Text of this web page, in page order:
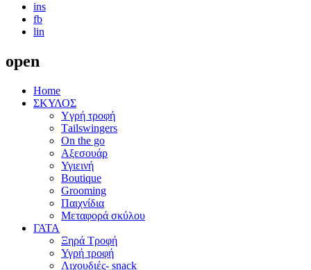
ins
fb
lin
open
Home
ΣΚΥΛΟΣ
Yγρή τροφή
Τailswingers
On the go
Αξεσουάρ
Υγιεινή
Boutique
Grooming
Παιχνίδια
Μεταφορά σκύλου
ΓΑΤΑ
Ξηρά Τροφή
Υγρή τροφή
Λιχουδιές- snack